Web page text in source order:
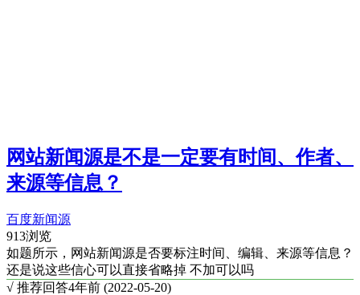
网站新闻源是不是一定要有时间、作者、
来源等信息？
百度新闻源
913浏览
如题所示，网站新闻源是否要标注时间、编辑、来源等信息？
还是说这些信心可以直接省略掉 不加可以吗
√ 推荐回答4年前 (2022-05-20)